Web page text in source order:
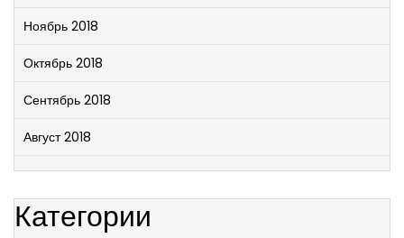
Ноябрь 2018
Октябрь 2018
Сентябрь 2018
Август 2018
Категории